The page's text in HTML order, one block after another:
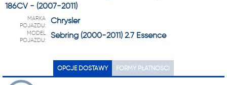
186CV - (2007-2011)
MARKA
POJAZDU:
Chrysler
MODEL
POJAZDU:
Sebring (2000-2011) 2.7 Essence
OPCJE DOSTAWY FORMY PŁATNOŚCI